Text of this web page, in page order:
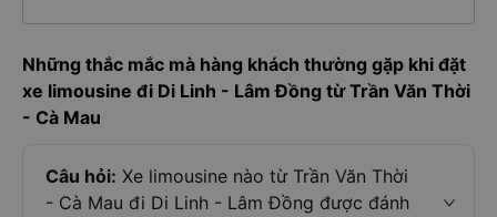
Những thắc mắc mà hàng khách thường gặp khi đặt
xe limousine đi Di Linh - Lâm Đồng từ Trần Văn Thời
- Cà Mau
Câu hỏi: Xe limousine nào từ Trần Văn Thời
- Cà Mau đi Di Linh - Lâm Đồng được đánh